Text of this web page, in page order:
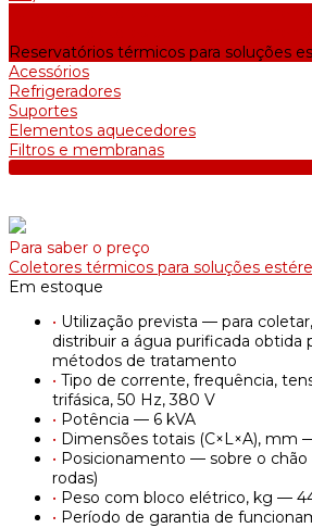
Reservatórios térmicos para soluções
Acessórios
Refrigeradores
Suportes
Elementos aquecedores
Filtros e membranas
Para saber o preço
Coletores térmicos para soluções
Em estoque
• Utilização prevista — para
distribuir a água purificada obtida
métodos de tratamento
• Tipo de corrente, frequência,
trifásica, 50 Hz, 380 V
• Potência — 6 kVA
• Dimensões totais (C×L×A), mm
• Posicionamento — sobre o
rodas)
• Peso com bloco elétrico, kg —
• Período de garantia de